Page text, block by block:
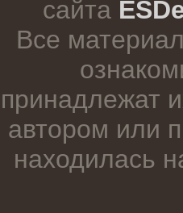
сайта
Все
принадлежат
автором или
находилась